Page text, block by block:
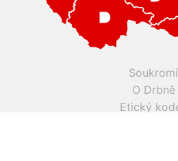
Soukromí
O Drbně
Etický